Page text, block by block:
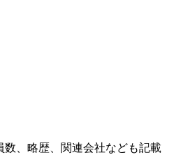
数、略歴、関連会社なども記載